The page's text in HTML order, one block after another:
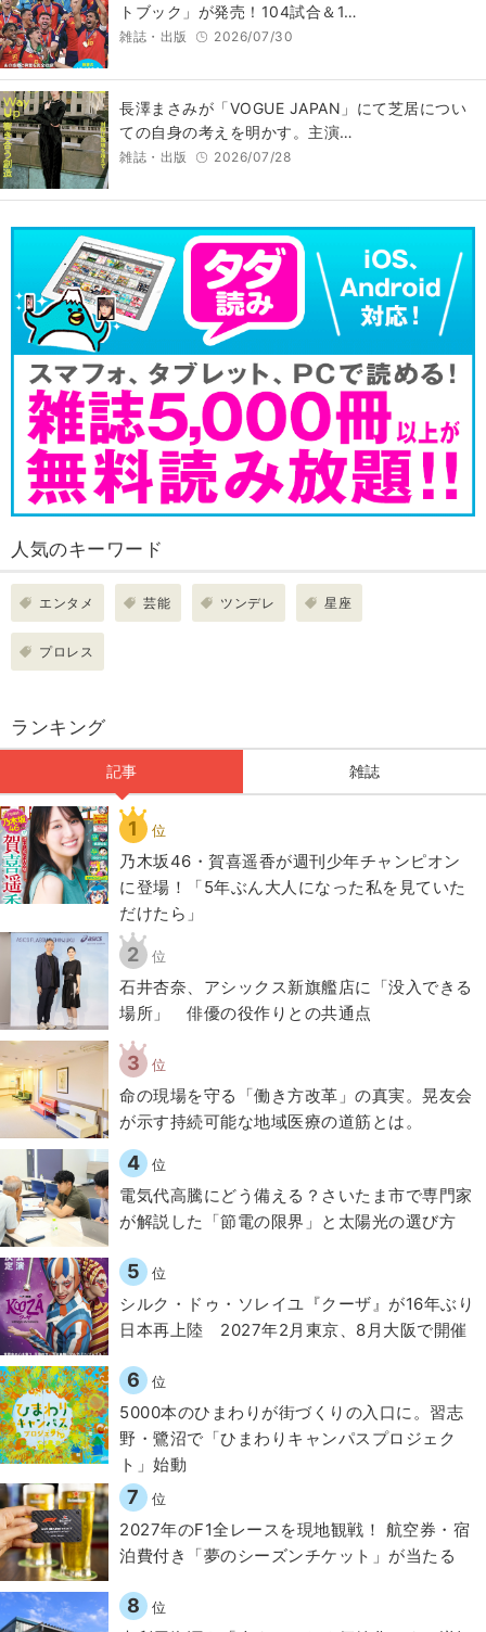
トブック」が発売！104試合＆1…
雑誌・出版 2026/07/30
長澤まさみが「VOGUE JAPAN」にて芝居につい
ての自身の考えを明かす。主演…
雑誌・出版 2026/07/28
人気のキーワード
エンタメ 芸能 ツンデレ 星座
プロレス
ランキング
記事 雑誌
1 位
乃木坂46・賀喜遥香が週刊少年チャンピオン
に登場！「5年ぶん大人になった私を見ていた
だけたら」
2 位
石井杏奈、アシックス新旗艦店に「没入できる
場所」 俳優の役作りとの共通点
3 位
​命の現場を守る「働き方改革」の真実。晃友会
が示す持続可能な地域医療の道筋とは。
4 位
電気代高騰にどう備える？さいたま市で専門家
が解説した「節電の限界」と太陽光の選び方
5 位
シルク・ドゥ・ソレイユ『クーザ』が16年ぶり
日本再上陸 2027年2月東京、8月大阪で開催
6 位
5000本のひまわりが街づくりの入口に。習志
野・鷺沼で「ひまわりキャンパスプロジェク
ト」始動
7 位
2027年のF1全レースを現地観戦！ 航空券・宿
泊費付き「夢のシーズンチケット」が当たる
8 位